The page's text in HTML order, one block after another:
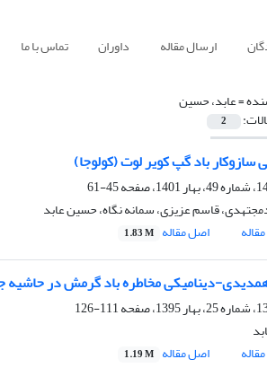
ارسال مقاله داوران تماس با ما
=عابد، حسین
2
سازوکار باد گپ کویر لوت (کولوجا)
45-61
قاسم عزیزی، سمانه نگاه، حسین عابد
اصل مقاله 1.83 M
دینامیکی مخاطره باد گرمش در حاشیه
111-126
اصل مقاله 1.19 M